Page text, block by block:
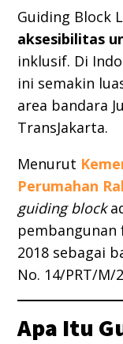
Guiding Block
aksesibilitas
inklusif. Di
ini semakin
area bandara
TransJakarta.
Menurut
Perumahan
guiding block
2018 sebagai
No. 14/PRT/
Apa Itu